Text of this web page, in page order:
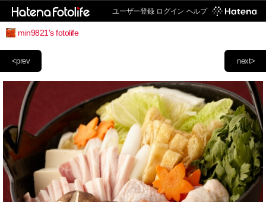
ユーザー登録 ログイン ヘルプ
min9821's fotolife
next>
<prev